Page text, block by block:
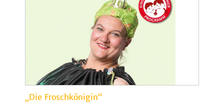
„Die Froschkönigin“